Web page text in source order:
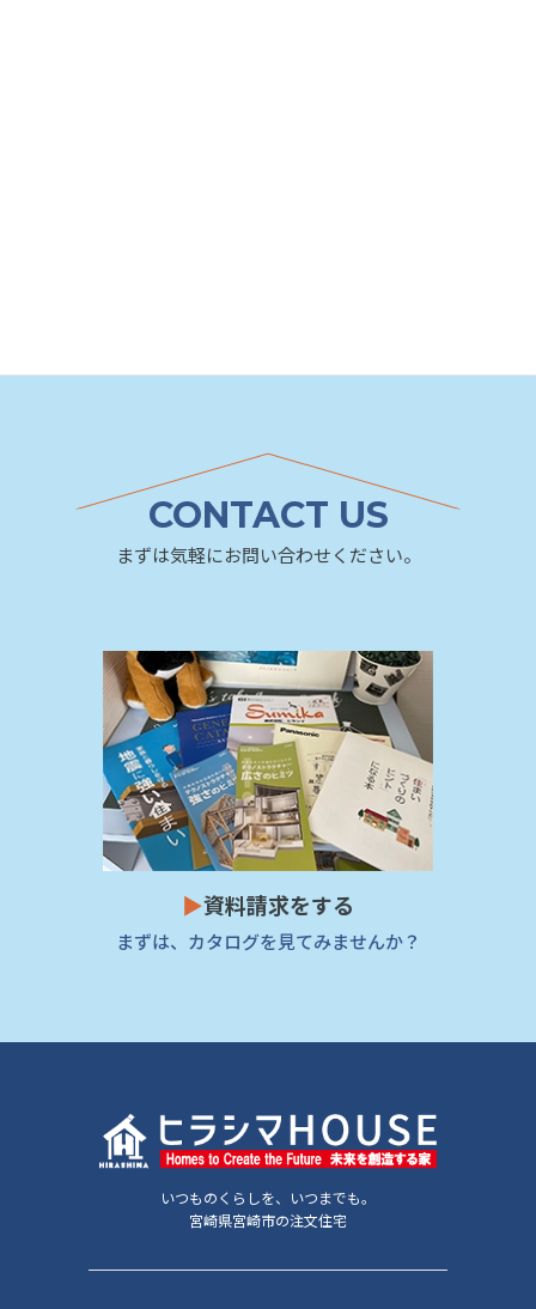
CONTACT US
まずは気軽にお問い合わせください。
▶資料請求をする
まずは、カタログを見てみませんか？
いつものくらしを、いつまでも。
宮崎県宮崎市の注文住宅